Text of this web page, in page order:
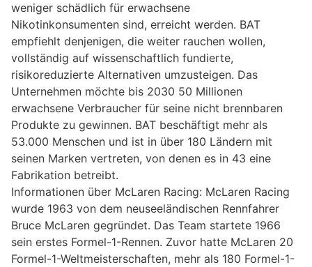
weniger schädlich für erwachsene
Nikotinkonsumenten sind, erreicht werden. BAT
empfiehlt denjenigen, die weiter rauchen wollen,
vollständig auf wissenschaftlich fundierte,
risikoreduzierte Alternativen umzusteigen. Das
Unternehmen möchte bis 2030 50 Millionen
erwachsene Verbraucher für seine nicht brennbaren
Produkte zu gewinnen. BAT beschäftigt mehr als
53.000 Menschen und ist in über 180 Ländern mit
seinen Marken vertreten, von denen es in 43 eine
Fabrikation betreibt.
Informationen über McLaren Racing: McLaren Racing
wurde 1963 von dem neuseeländischen Rennfahrer
Bruce McLaren gegründet. Das Team startete 1966
sein erstes Formel-1-Rennen. Zuvor hatte McLaren 20
Formel-1-Weltmeisterschaften, mehr als 180 Formel-1-